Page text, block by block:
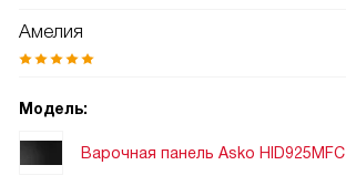
Амелия
Модель:
Варочная панель Asko HID925MFC